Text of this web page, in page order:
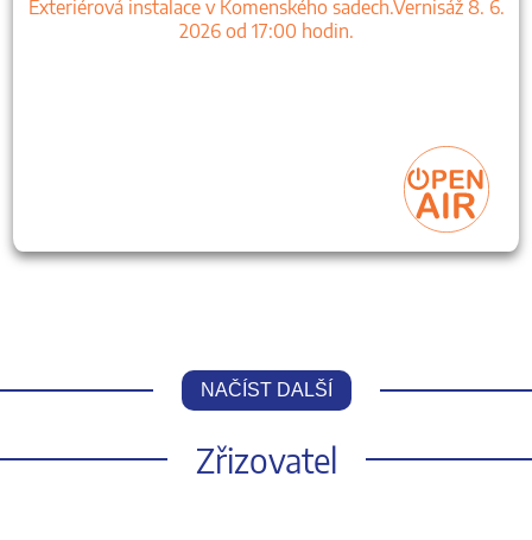
Exteriérová instalace v Komenského sadech.Vernisáž 8. 6.
2026 od 17:00 hodin.
NAČÍST DALŠÍ
Zřizovatel